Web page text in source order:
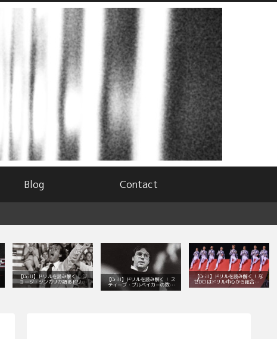
Blog Contact
【Drill】ドリルを読み解く！ ジ
ョージ・ジンガリが語るドリル
デザインの本質とは？
【Drill】ドリルを読み解く！ ス
ティーブ・ブルベイカーの数学
的で音楽的なドリル
【Drill】ドリルを読み解く！ な
ぜDCIはドリル中心から総合演出
へと変わったのか？